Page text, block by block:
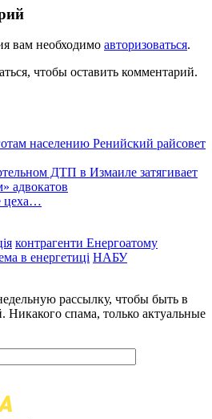
вам необходимо авторизоваться.
чтобы оставить комментарий.
населению Ренийский райсовет
ДТП в Измаиле затягивает
адвокатов
цеха…
контрагенти Енергоатому
в енергетиці НАБУ
рассылку, чтобы быть в
Никакого спама, только актуальные